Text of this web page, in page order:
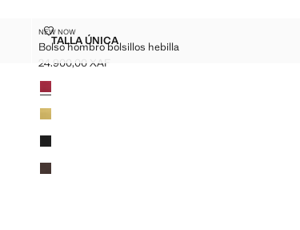
Tallas
TALLA ÚNICABOLSO HOMBRO BOLSILLOS HEBILLA
NEW NOW
Bolso hombro bolsillos hebilla
BOLSO HOMBRO BOLSILLOS HEBILLA
Precio actual [24.900,00 XAF ]
24.900,00 XAF
Colores